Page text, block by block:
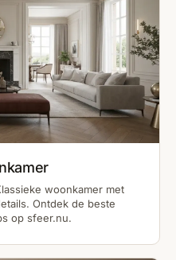
woonkamer met
Ontdek de beste
op sfeer.nu.